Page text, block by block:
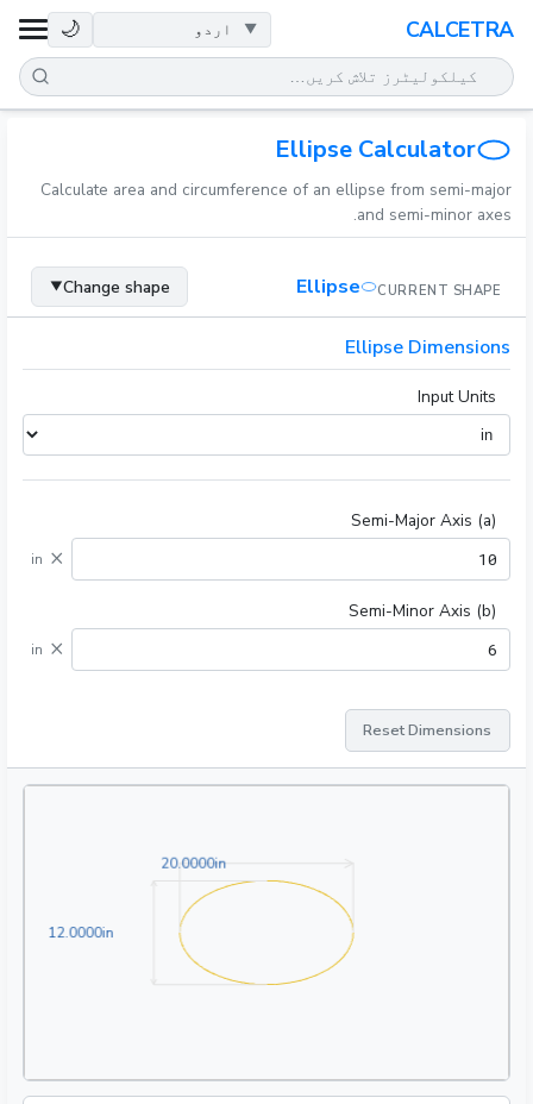
CALCETRA
🌙
ریاضی
تبدیلیاں
سائنس
روزمرہ
دیگر اوزار
Ellipse Calculator
Calculate area and circumference of an ellipse from semi-major
and semi-minor axes.
CURRENT SHAPE
Ellipse
Change shape
▼
Ellipse Dimensions
Input Units
Semi-Major Axis (a)
×
in
Semi-Minor Axis (b)
×
in
Reset Dimensions
20.0000in
20.0000in
12.0000in